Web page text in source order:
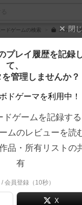
ードゲームの検索 スカルの
髏と薔薇 / スカル
Itsukiさんのレビュー
8 75
0 8年以上前
するゲーム。勝つた
らないが、対戦相手
閉
プレイ履歴を記録
て、
管理しませんか？
ドゲーマを利用中！
ドゲームを記録する
ムのレビューを読
品・所有リストの
有
会員登録（10秒）
X